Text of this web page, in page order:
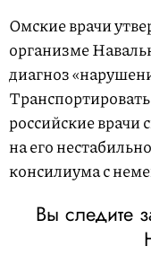
Омские врачи
организме
диагноз
российские врачи
на его
консилиума с
Вы следите